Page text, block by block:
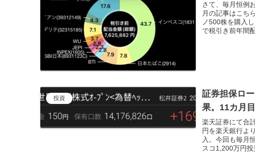
さて、毎月恒例
月の記事はこち
ノ500株を購入
で税引き前年間
投資
証券担保ロ
果。11カ月
楽天証券にて合
円を楽天銀行よ
入。今回も毎月
スコ1,200万円投